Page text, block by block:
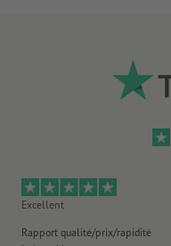
Excellent
Rapport qualité/prix/rapidité